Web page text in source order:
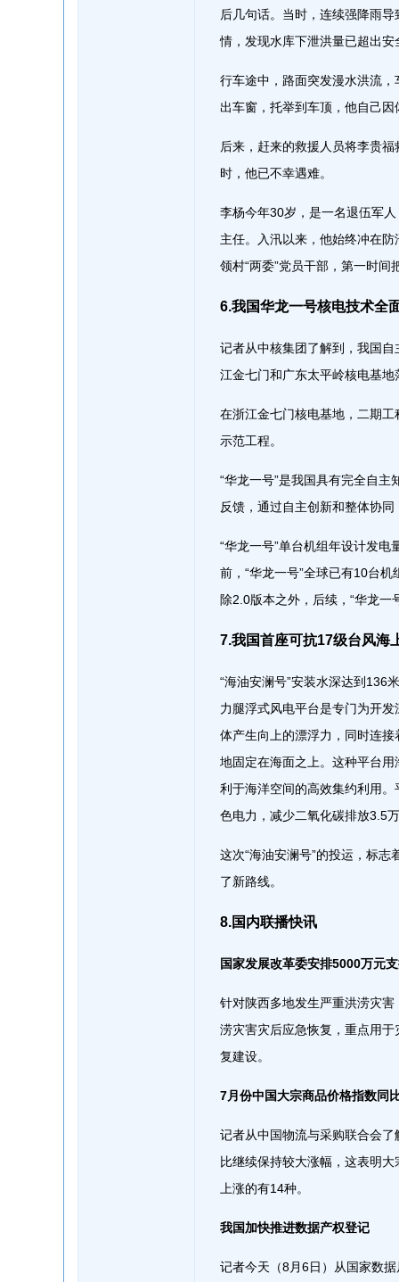
后几句话。当时，连续强降雨
情，发现水库下泄洪量已超出
行车途中，路面突发漫水洪流
出车窗，托举到车顶，他自己
后来，赶来的救援人员将李贵
时，他已不幸遇难。
李杨今年30岁，是一名退伍军
主任。入汛以来，他始终冲在
领村“两委”党员干部，第一时
6.我国华龙一号核电技术全
记者从中核集团了解到，我国自
江金七门和广东太平岭核电基地
在浙江金七门核电基地，二期
示范工程。
“华龙一号”是我国具有完全自主
反馈，通过自主创新和整体协
“华龙一号”单台机组年设计发
前，“华龙一号”全球已有10台
除2.0版本之外，后续，“华龙一
7.我国首座可抗17级台风海
“海油安澜号”安装水深达到136
力腿浮式风电平台是专门为开
体产生向上的漂浮力，同时连
地固定在海面之上。这种平台
利于海洋空间的高效集约利用
色电力，减少二氧化碳排放3.5
这次“海油安澜号”的投运，标
了新路线。
8.国内联播快讯
国家发展改革委安排5000万元
针对陕西多地发生严重洪涝灾
涝灾害灾后应急恢复，重点用
复建设。
7月份中国大宗商品价格指数同
记者从中国物流与采购联合会
比继续保持较大涨幅，这表明
上涨的有14种。
我国加快推进数据产权登记
记者今天（8月6日）从国家数